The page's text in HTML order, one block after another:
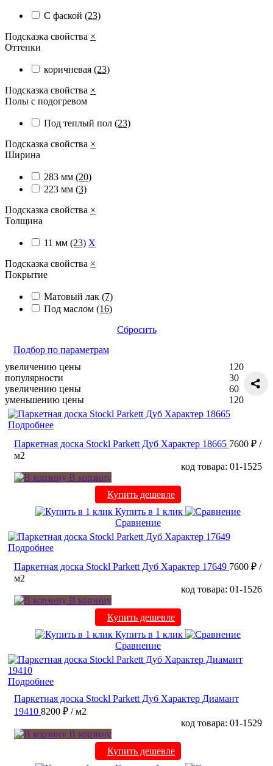
С фаской (23)
Подсказка свойства ×
Оттенки
коричневая (23)
Подсказка свойства ×
Полы с подогревом
Под теплый пол (23)
Подсказка свойства ×
Ширина
283 мм (20)
223 мм (3)
Подсказка свойства ×
Толщина
11 мм (23) X
Подсказка свойства ×
Покрытие
Матовый лак (7)
Под маслом (16)
Сбросить
Подбор по параметрам
увеличению цены
популярности
увеличению цены
уменьшению цены
120
30
60
120
Подробнее
Паркетная доска Stockl Parkett Дуб Характер 18665 7600 ₽ /
м2
код товара: 01-1525
В корзину
Купить дешевле
Купить в 1 клик
Сравнение
Подробнее
Паркетная доска Stockl Parkett Дуб Характер 17649 7600 ₽ /
м2
код товара: 01-1526
В корзину
Купить дешевле
Купить в 1 клик
Сравнение
Подробнее
Паркетная доска Stockl Parkett Дуб Характер Диамант
19410 8200 ₽ / м2
код товара: 01-1529
В корзину
Купить дешевле